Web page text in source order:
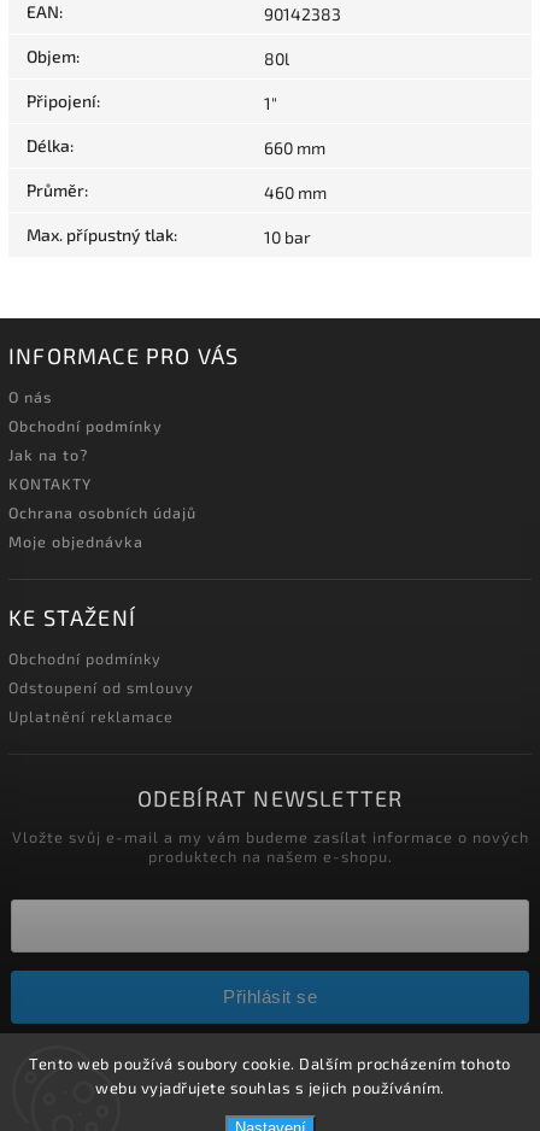
Tento web používá soubory cookie. Dalším procházením tohoto
webu vyjadřujete souhlas s jejich používáním.
EAN: 90142383
Objem: 80l
Připojení: 1"
Délka: 660 mm
Průměr: 460 mm
Max. přípustný tlak: 10 bar
INFORMACE PRO VÁS
O nás
Obchodní podmínky
Jak na to?
KONTAKTY
Ochrana osobních údajů
Moje objednávka
KE STAŽENÍ
Obchodní podmínky
Odstoupení od smlouvy
Uplatnění reklamace
ODEBÍRAT NEWSLETTER
Vložte svůj e-mail a my vám budeme zasílat informace o nových
produktech na našem e-shopu.
Přihlásit se
Copyright 2026HELÍSEK stavební s.r.o.. Všechna práva
vyhrazena.